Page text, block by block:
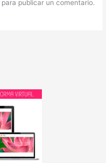
para publicar un comentario.